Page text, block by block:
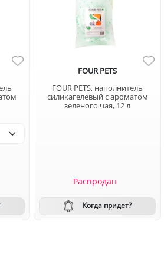
FOUR PETS
FOUR PETS, наполнитель
силикагелевый с ароматом
зеленого чая, 12 л
Распродан
Когда придет?